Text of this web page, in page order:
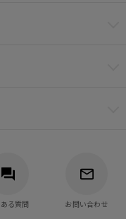
る質問 お問い合わせ